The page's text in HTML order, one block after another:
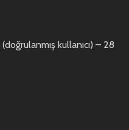
(doğrulanmış kullanıcı) – 28